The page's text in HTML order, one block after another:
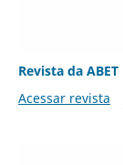
Revista da ABET
Acessar revista